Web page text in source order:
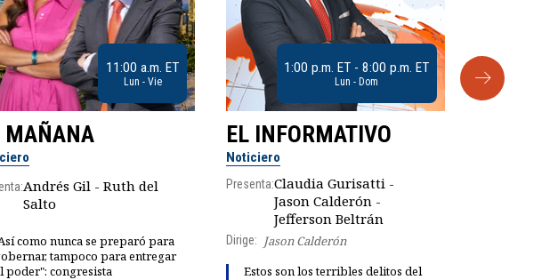
11:00 a.m. ET
Lun - Vie
MAÑANA
Andrés Gil - Ruth del
Salto
como nunca se preparó para
tampoco para entregar
poder": congresista
1:00 p.m. ET - 8:00 p.m. ET
Lun - Dom
EL INFORMATIVO
Noticiero
Presenta:Claudia Gurisatti -
Jason Calderón -
Jefferson Beltrán
Dirige:
Jason Calderón
Estos son los terribles delitos del